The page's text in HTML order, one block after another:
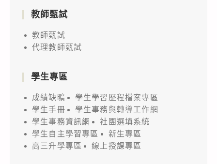
教師甄試
教師甄試
代理教師甄試
學生專區
成績缺曠
學生學習歷程檔案專區
學生手冊
學生事務與轉導工作網
學生事務資訊網
社團選填系統
學生自主學習專區
新生專區
高三升學專區
線上授課專區